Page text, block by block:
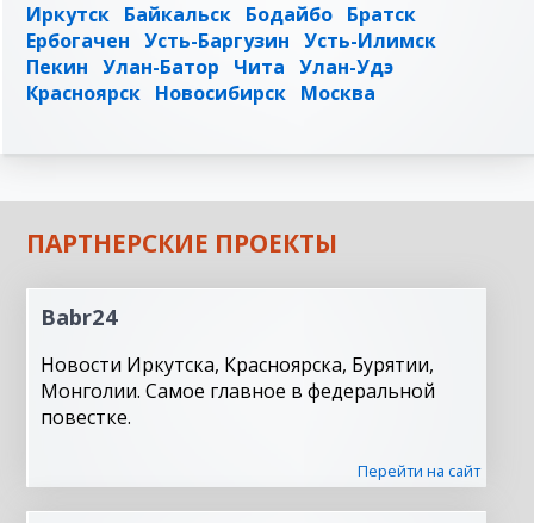
Иркутск Байкальск Бодайбо Братск
Ербогачен Усть-Баргузин Усть-Илимск
Пекин Улан-Батор Чита Улан-Удэ
Красноярск Новосибирск Москва
ПАРТНЕРСКИЕ ПРОЕКТЫ
Babr24
Новости Иркутска, Красноярска, Бурятии,
Монголии. Самое главное в федеральной
повестке.
Перейти на сайт